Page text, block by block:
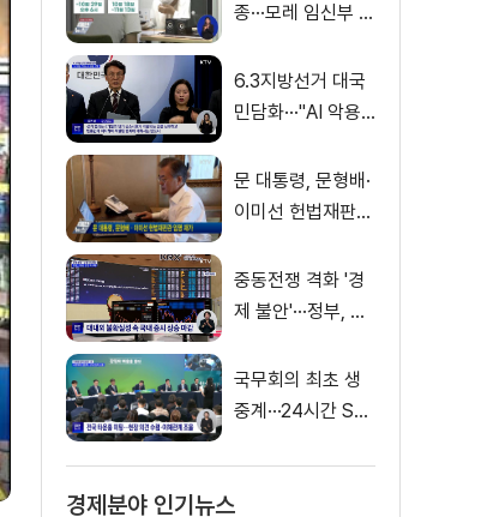
종···모레 임신부 사
6.3지방선거 대국
민담화···"AI 악용
문 대통령, 문형배·
이미선 헌법재판관
중동전쟁 격화 '경
제 불안'···정부, 금
소화
국무회의 최초 생
중계···24시간 SN
경제분야 인기뉴스